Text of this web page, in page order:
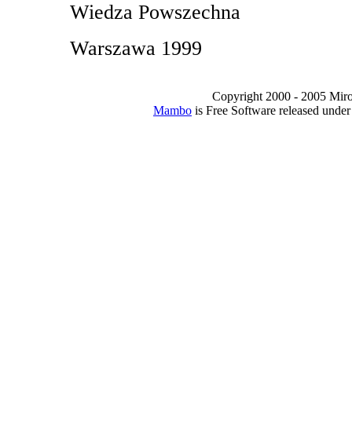
Wiedza Powszechna
Warszawa 1999
Copyright 2000 - 2005
Mambo is Free Software released